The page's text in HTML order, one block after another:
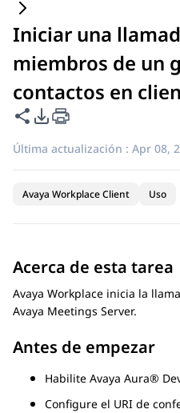
Iniciar una
miembros de un
contactos en
Compartir esta página
Opciones de
Última actualización : Apr 08,
Avaya Workplace Client Uso
Acerca de esta tarea
Avaya Workplace inicia la
Avaya Meetings Server.
Antes de empezar
Habilite Avaya Aura®
Configure el URI de